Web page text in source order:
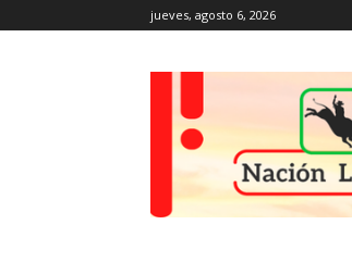
jueves, agosto 6, 2026